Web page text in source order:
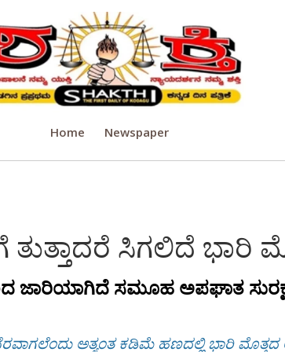
Home Newspaper
ಸಿಗಲಿದೆ ಭಾರಿ
ಸಮೂಹ ಅಪಘಾತ
ಅತ್ಯಂತ ಕಡಿಮೆ ಹಣದಲ್ಲಿ ಭಾರಿ